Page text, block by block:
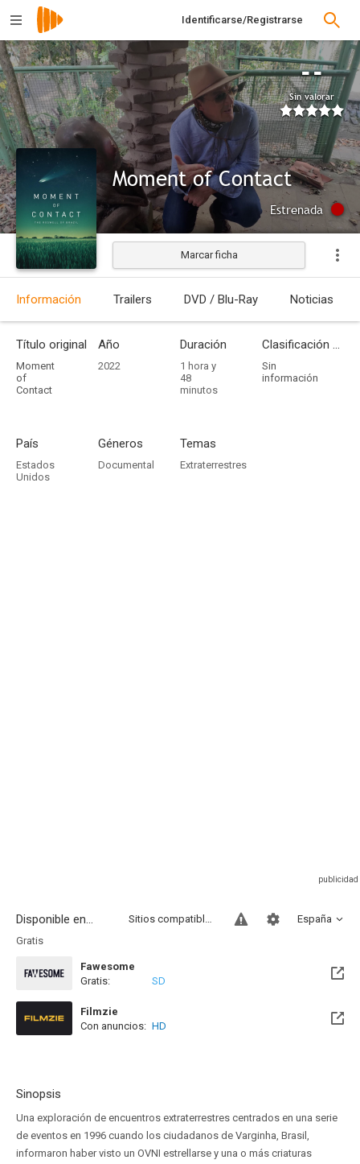
Identificarse/Registrarse
--
Sin valorar
Moment of Contact
Estrenada
Marcar ficha
Información Trailers DVD / Blu-Ray Noticias
Título original
Moment
of
Contact
Año
2022
Duración
1 hora y
48
minutos
Clasificación por edades
Sin
información
País
Estados
Unidos
Géneros
Documental
Temas
Extraterrestres
Disponible en... España
Sitios compatibles
Gratis
Fawesome
Gratis:
SD
Filmzie
Con anuncios: HD
Sinopsis
Una exploración de encuentros extraterrestres centrados en una serie
de eventos en 1996 cuando los ciudadanos de Varginha, Brasil,
informaron haber visto un OVNI estrellarse y una o más criaturas